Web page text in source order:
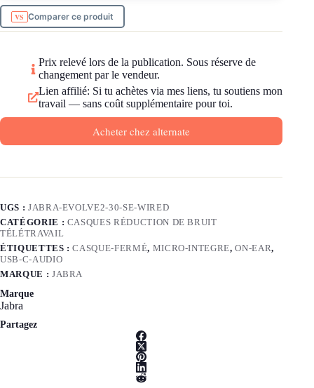
Comparer ce produit
Prix relevé lors de la publication. Sous réserve de
changement par le vendeur.
Lien affilié: Si tu achètes via mes liens, tu soutiens mon
travail — sans coût supplémentaire pour toi.
Acheter chez alternate
UGS : JABRA-EVOLVE2-30-SE-WIRED
CATÉGORIE : CASQUES RÉDUCTION DE BRUIT
TÉLÉTRAVAIL
ÉTIQUETTES :CASQUE-FERMÉ, MICRO-INTEGRE,ON-EAR,
USB-C-AUDIO
MARQUE : JABRA
Marque
Jabra
Partagez